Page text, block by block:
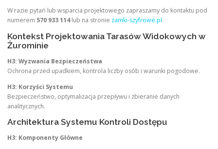
W razie pytań lub wsparcia projektowego zapraszamy do kontaktu pod
numerem 570 933 114lub na stronie zamki-szyfrowe.pl.
Kontekst Projektowania Tarasów Widokowych w
Żurominie
H3: Wyzwania Bezpieczeństwa
Ochrona przed upadkiem, kontrola liczby osób i warunki pogodowe.
H3: Korzyści Systemu
Bezpieczeństwo, optymalizacja przepływu i zbieranie danych
analitycznych.
Architektura Systemu Kontroli Dostępu
H3: Komponenty Główne